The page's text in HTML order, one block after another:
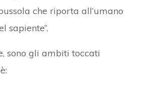
che riporta all’umano
sapiente”.
sono gli ambiti toccati